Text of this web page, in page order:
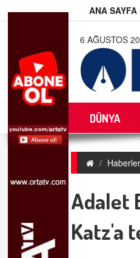
ANA SAYFA
6 AĞUSTOS
DÜNYA
Haberler
Adalet
Katz'a